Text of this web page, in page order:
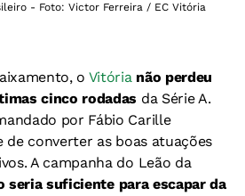
- Foto: Victor Ferreira / EC Vitória
o Vitória não perdeu
cinco rodadas da Série A.
por Fábio Carille
converter as boas atuações
A campanha do Leão da
seria suficiente para escapar da